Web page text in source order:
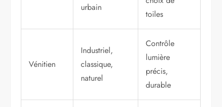
urbain
toiles
Vénitien
Industriel,
classique,
naturel
Contrôle
lumière
précis,
durable